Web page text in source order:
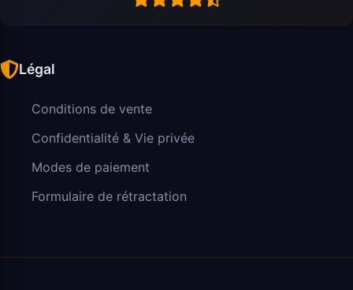
Légal
Conditions de vente
Confidentialité & Vie privée
Modes de paiement
Formulaire de rétractation